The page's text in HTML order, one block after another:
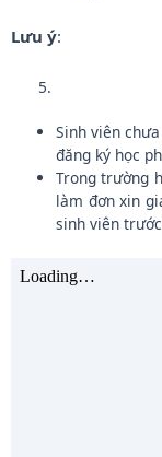
Lưu ý:
Sinh viên
đăng ký học
Trong trường
làm đơn xin
sinh viên